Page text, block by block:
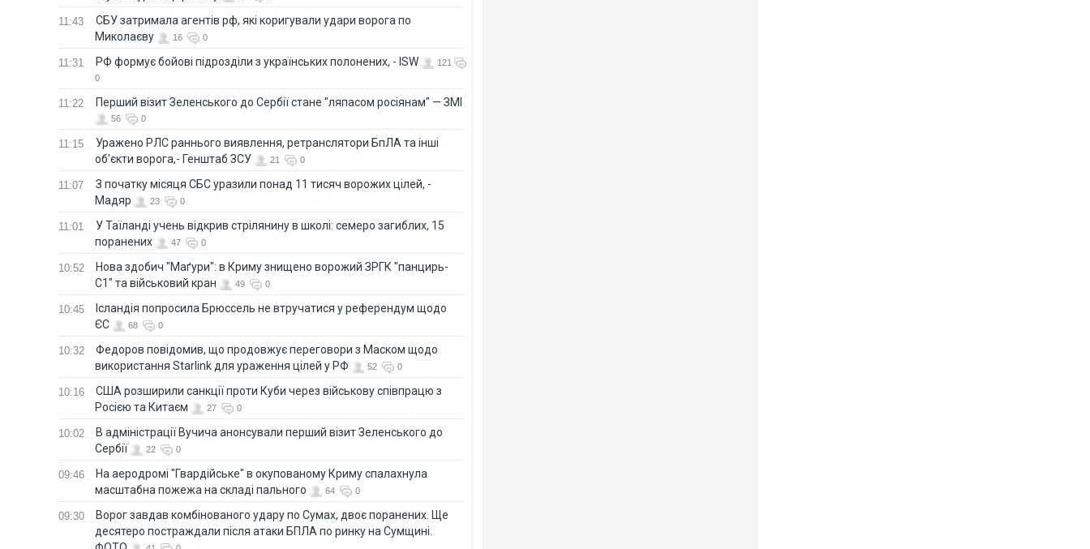
11:43
СБУ затримала агентів рф, які коригували удари ворога по
Миколаєву
16 0
11:31 РФ формує бойові підрозділи з українських полонених, - ISW
121
0
11:22 Перший візит Зеленського до Сербії стане "ляпасом росіянам" — ЗМІ
56 0
11:15
Уражено РЛС раннього виявлення, ретранслятори БпЛА та інші
об'єкти ворога,- Генштаб ЗСУ
21 0
11:07
З початку місяця СБС уразили понад 11 тисяч ворожих цілей, -
Мадяр
23 0
11:01
У Таїланді учень відкрив стрілянину в школі: семеро загиблих, 15
поранених
47 0
10:52
Нова здобич "Маґури": в Криму знищено ворожий ЗРГК "панцирь-
С1" та військовий кран
49 0
10:45
Ісландія попросила Брюссель не втручатися у референдум щодо
ЄС
68 0
10:32
Федоров повідомив, що продовжує переговори з Маском щодо
використання Starlink для ураження цілей у РФ
52 0
10:16
США розширили санкції проти Куби через військову співпрацю з
Росією та Китаєм
27 0
10:02
В адміністрації Вучича анонсували перший візит Зеленського до
Сербії
22 0
09:46
На аеродромі "Гвардійське" в окупованому Криму спалахнула
масштабна пожежа на складі пального
64 0
09:30
Ворог завдав комбінованого удару по Сумах, двоє поранених. Ще
десятеро постраждали після атаки БПЛА по ринку на Сумщині.